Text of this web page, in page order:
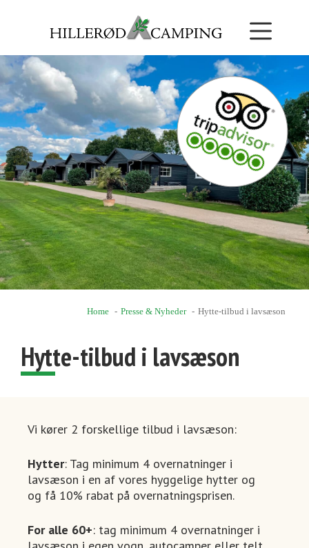
Home Presse & Nyheder Hytte-tilbud i lavsæson
Hytte-tilbud i lavsæson
Vi kører 2 forskellige tilbud i lavsæson:
Hytter: Tag minimum 4 overnatninger i
lavsæson i en af vores hyggelige hytter og
og få 10% rabat på overnatningsprisen.
For alle 60+: tag minimum 4 overnatninger i